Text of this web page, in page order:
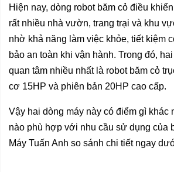
Hiện nay, dòng robot băm cỏ điều
rất nhiều nhà vườn, trang trại và khu
nhờ khả năng làm việc khỏe, tiết kiệm
bảo an toàn khi vận hành. Trong đó,
quan tâm nhiều nhất là robot băm cỏ
cơ 15HP và phiên bản 20HP cao cấp.
Vậy hai dòng máy này có điểm gì khác
nào phù hợp với nhu cầu sử dụng của
Máy Tuấn Anh so sánh chi tiết ngay